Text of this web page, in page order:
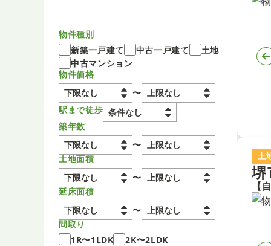
物件種別
新築一戸建て
中古一戸建て
土地
中古マンション
物件価格
〜
駅まで徒歩
築年数
〜
土地面積
〜
延床面積
〜
間取り
1R〜1LDK
2K〜2LDK
土